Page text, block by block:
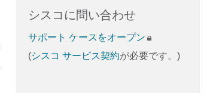
シスコに問い合わせ
サポート ケースをオープン
(シスコ サービス契約が必要です。)